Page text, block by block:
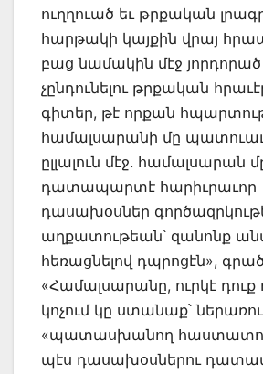
ուղղուած եւ թրքական
հարթակի կայքին վրայ
բաց նամակին մէջ յորդորած
չընդունելու թրքական
գիտեր, թէ որքան
համալսարանի մը
ըլլալուն մէջ. համալսարան
դատապարտէ հարիւրաւոր
դասախօսներ
աղքատութեան՝ զանոնք
հեռացնելով դպրոցէն»,
«Համալսարանը, ուրկէ դուք
կոչում կը ստանաք՝
«պատասխանող
պէս դասախօսներու